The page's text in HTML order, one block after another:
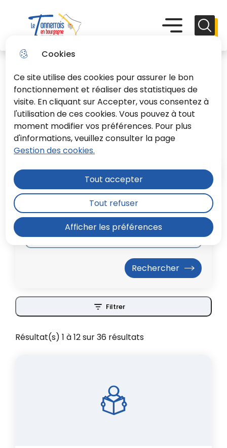
Cookies
Ce site utilise des cookies pour assurer le bon
fonctionnement et réaliser des statistiques de
visite. En cliquant sur Accepter, vous consentez à
l'utilisation de ces cookies. Vous pouvez à tout
moment modifier vos préférences. Pour plus
d'informations, veuillez consulter la page
Gestion des cookies.
Afficher les préférences
Tout accepter
Tout refuser
au
menu
Aller à la
recherche
principal
le plan du
Menu principal Menu
Délibérations du CC du
17.12.2019
Moteur de recherche
Filtrer
Résultat(s) 1 à 12 sur 36 résultats